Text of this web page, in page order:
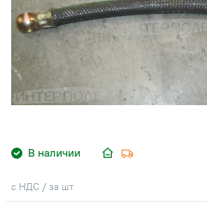
В наличии
с НДС / за шт